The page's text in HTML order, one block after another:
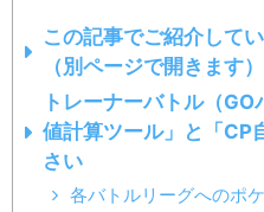
この記事でご紹介して
（別ページで開きます）
トレーナーバトル（
値計算ツール」と「CP
さい
各バトルリーグへのポ